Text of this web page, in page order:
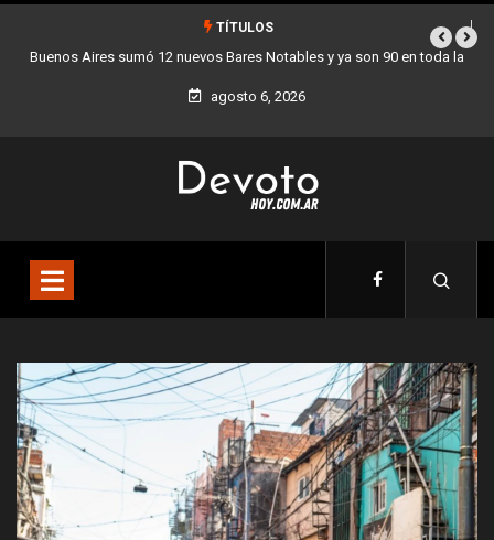
TÍTULOS
toda la Los stands móviles de la Ciudad llegan esta semana a Villa
agosto 6, 2026